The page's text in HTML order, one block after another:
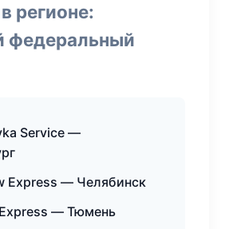
регионе:
федеральный
Service —
Express — Челябинск
— Тюмень